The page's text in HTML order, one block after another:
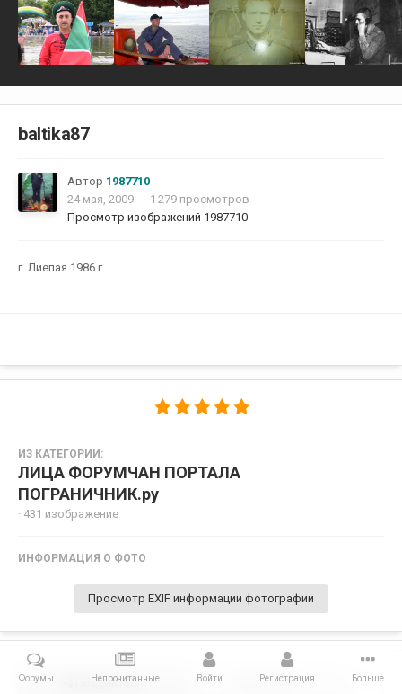
baltika87
Автор 1987710
24 мая, 2009
1 279 просмотров
Просмотр изображений 1987710
г. Лиепая 1986 г.
ИЗ КАТЕГОРИИ:
ЛИЦА ФОРУМЧАН ПОРТАЛА
ПОГРАНИЧНИК.ру
· 431 изображение
ИНФОРМАЦИЯ О ФОТО
Просмотр EXIF информации фотографии
Поделиться Подписчики 0
Форумы Непрочитанные Войти Регистрация Больше